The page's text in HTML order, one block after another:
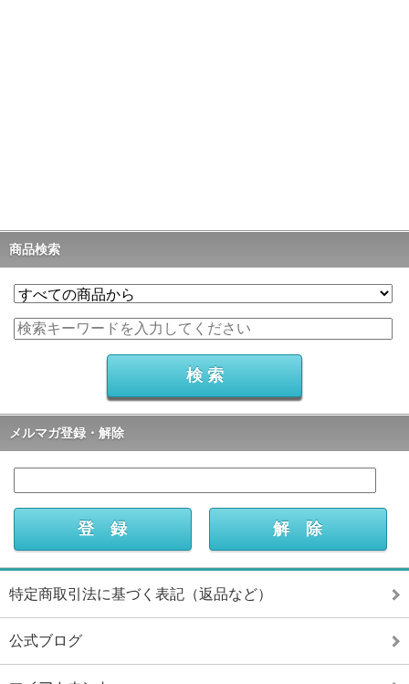
商品検索
メルマガ登録・解除
特定商取引法に基づく表記（返品など）
公式ブログ